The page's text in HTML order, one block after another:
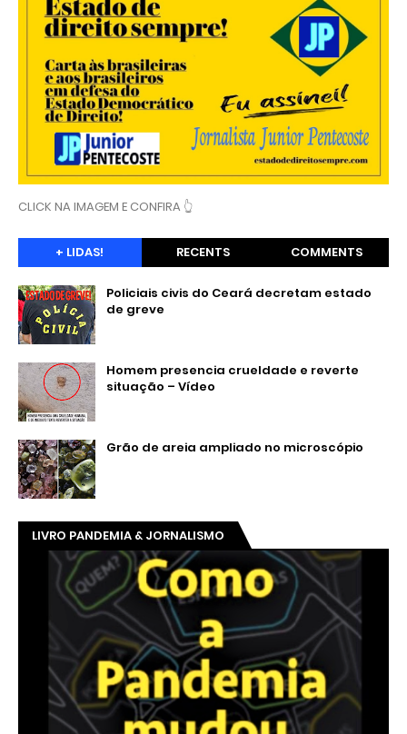
CLICK NA IMAGEM E CONFIRA 👆
+ LIDAS! RECENTS COMMENTS
Policiais civis do Ceará decretam estado
de greve
Homem presencia crueldade e reverte
situação – Vídeo
Grão de areia ampliado no microscópio
LIVRO PANDEMIA & JORNALISMO